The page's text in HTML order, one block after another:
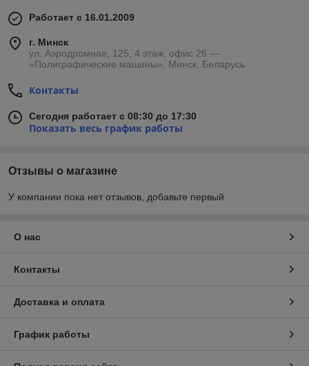
Видео о нашей компании
Работает с 16.01.2009
г. Минск
ул. Аэродромная, 125, 4 этаж, офис 26 —
«Полиграфические машины», Минск, Беларусь
Контакты
Сегодня работает с 08:30 до 17:30
Показать весь график работы
Отзывы о магазине
У компании пока нет отзывов, добавьте первый
О нас
Контакты
Доставка и оплата
График работы